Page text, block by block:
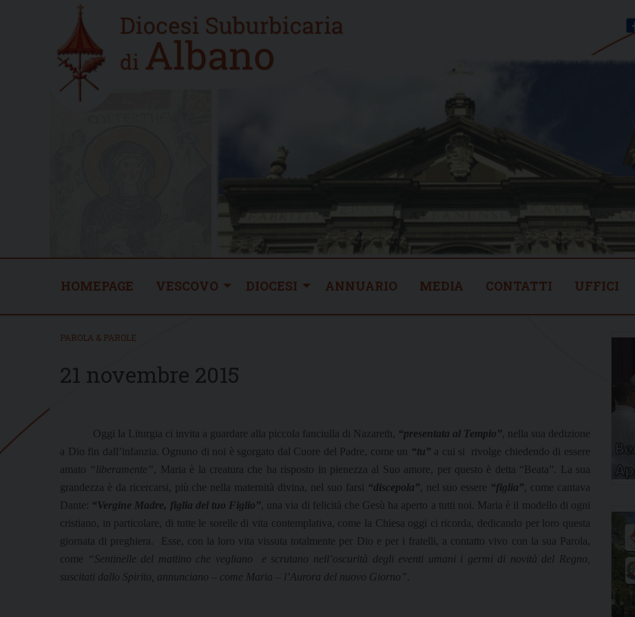
Home
new
HOMEPAGE VESCOVO DIOCESI ANNUARIO MEDIA CONTATTI UFFICI
PAROLA & PAROLE
21 novembre 2015
Oggi la Liturgia ci invita a guardare alla piccola fanciulla di Nazareth, “presentata al Tempio”, nella sua dedizione
a Dio fin dall’infanzia. Ognuno di noi è sgorgato dal Cuore del Padre, come un “tu” a cui si
rivolge chiedendo di essere
amato “liberamente”, Maria è la creatura che ha risposto in pienezza al Suo amore, per questo è detta “Beata”. La sua
grandezza è da ricercarsi, più che nella maternità divina, nel suo farsi “discepola”, nel suo essere “figlia”, come cantava
Dante: “Vergine Madre, figlia del tuo Figlio”, una via di felicità che Gesù ha aperto a tutti noi. Maria è il modello di ogni
cristiano, in particolare, di tutte le sorelle di vita contemplativa, come la Chiesa oggi ci ricorda, dedicando per loro questa
giornata di preghiera.
Esse, con la loro vita vissuta totalmente per Dio e per i fratelli, a contatto vivo con la sua Parola,
come
“Sentinelle del mattino che vegliano
e scrutano nell’oscurità degli eventi umani i germi di novità del Regno,
suscitati dallo Spirito, annunciano – come Maria – l’Aurora del nuovo Giorno”